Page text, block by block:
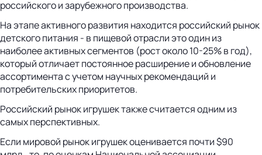
российского и зарубежного производства.
На этапе активного развития находится российский рынок
детского питания - в пищевой отрасли это один из
наиболее активных сегментов (рост около 10-25% в год),
который отличает постоянное расширение и обновление
ассортимента с учетом научных рекомендаций и
потребительских приоритетов.
Российский рынок игрушек также считается одним из
самых перспективных.
Если мировой рынок игрушек оценивается почти $90